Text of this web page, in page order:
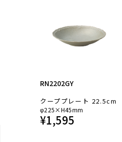
RN2202GY
クーププレート 22.5cm
φ225×H45mm
¥1,595